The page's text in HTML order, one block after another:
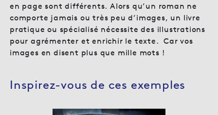
en page sont différents. Alors qu’un roman ne
comporte jamais ou très peu d’images, un livre
pratique ou spécialisé nécessite des illustrations
pour agrémenter et enrichir le texte. Car vos
images en disent plus que mille mots !
Inspirez-vous de ces exemples